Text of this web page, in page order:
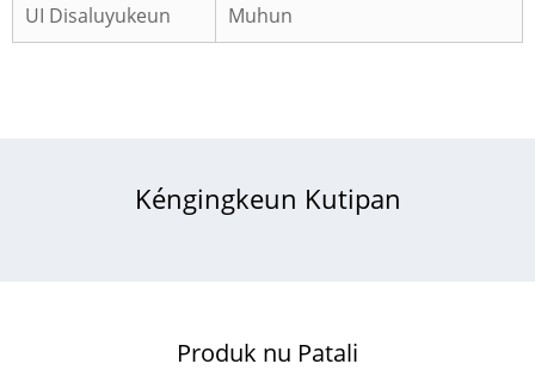
UI Disaluyukeun Muhun
Kéngingkeun Kutipan
Produk nu Patali